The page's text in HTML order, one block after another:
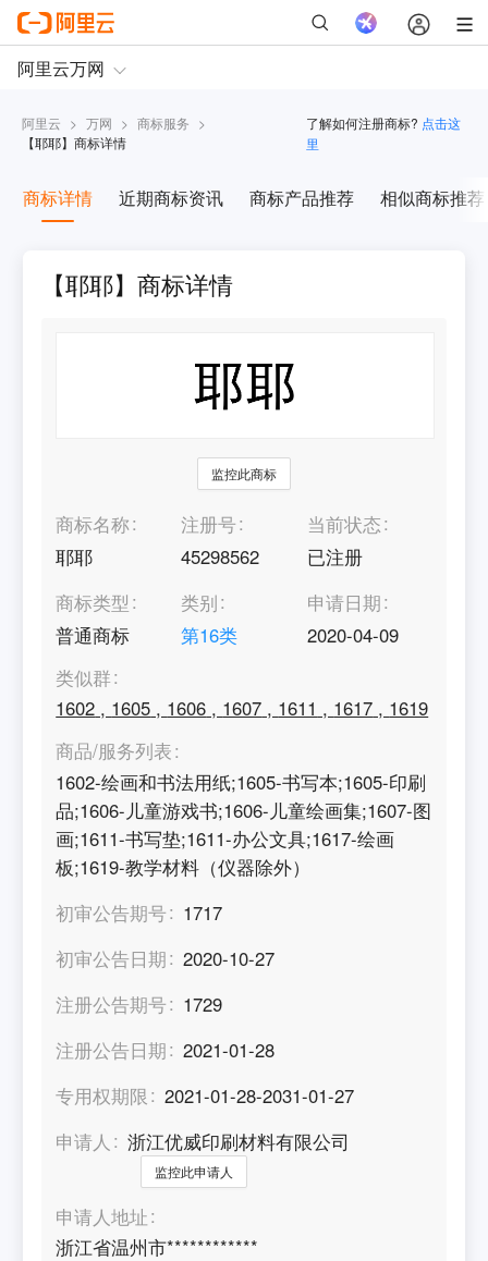
阿里云 > 万网 > 商标服务 >
【耶耶】商标详情
了解如何注册商标? 点击这
里
商标详情 近期商标资讯 商标产品推荐 相似商标推荐
【耶耶】商标详情
监控此商标
商标名称
耶耶
注册号
45298562
当前状态
已注册
商标类型
普通商标
类别
第16类
申请日期
2020-04-09
类似群
1602 , 1605 , 1606 , 1607 , 1611 , 1617 , 1619
商品/服务列表
1602-绘画和书法用纸;1605-书写本;1605-印刷
品;1606-儿童游戏书;1606-儿童绘画集;1607-图
画;1611-书写垫;1611-办公文具;1617-绘画
板;1619-教学材料（仪器除外）
初审公告期号
1717
初审公告日期
2020-10-27
注册公告期号
1729
注册公告日期
2021-01-28
专用权期限
2021-01-28-2031-01-27
申请人
浙江优威印刷材料有限公司
监控此申请人
申请人地址
浙江省温州市************